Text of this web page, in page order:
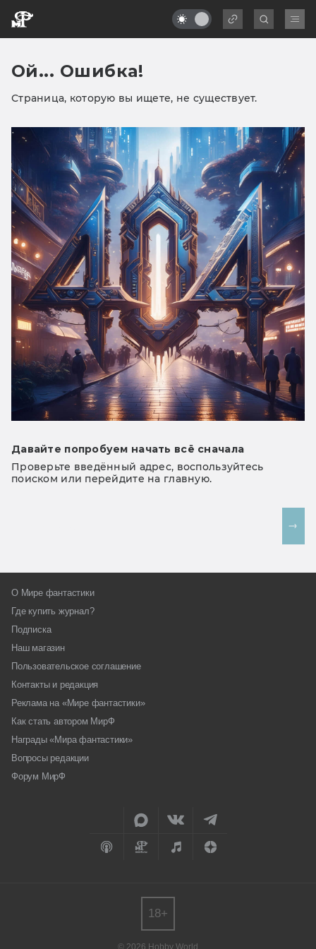
Ой... Ошибка!
Страница, которую вы ищете, не существует.
Давайте попробуем начать всё сначала
Проверьте введённый адрес, воспользуйтесь
поиском или перейдите на главную.
О Мире фантастики
Где купить журнал?
Подписка
Наш магазин
Пользовательское соглашение
Контакты и редакция
Реклама на «Мире фантастики»
Как стать автором МирФ
Награды «Мира фантастики»
Вопросы редакции
Форум МирФ
© 2026 Hobby World
18+